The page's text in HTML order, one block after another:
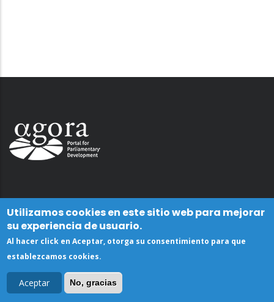
Utilizamos cookies en este sitio web para mejorar
su experiencia de usuario.
Al hacer click en Aceptar, otorga su consentimiento para que
establezcamos cookies.
Aceptar No, gracias